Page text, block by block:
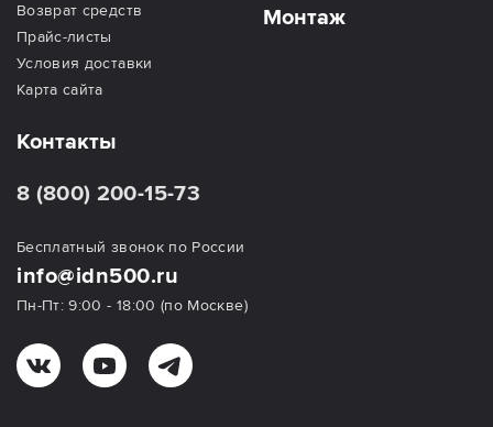
Возврат средств
Прайс-листы
Условия доставки
Карта сайта
Монтаж
Контакты
8 (800) 200-15-73
Бесплатный звонок по России
info@idn500.ru
Пн-Пт: 9:00 - 18:00 (по Москве)